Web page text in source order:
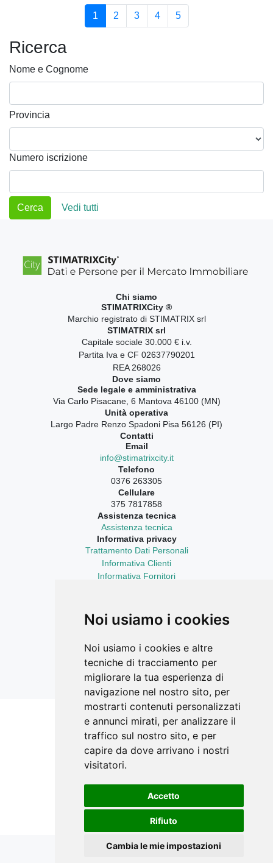
Noi usiamo i cookies
Noi usiamo i cookies e altre
tecniche di tracciamento per
migliorare la tua esperienza di
navigazione nel nostro sito, per
mostrarti contenuti personalizzati
e annunci mirati, per analizzare il
traffico sul nostro sito, e per
capire da dove arrivano i nostri
visitatori.
Accetto
Rifiuto
Cambia le mie impostazioni
1 2 3 4 5
Ricerca
Nome e Cognome
Provincia
Numero iscrizione
Vedi tutti
Chi siamo
STIMATRIXCity ®
Marchio registrato di STIMATRIX srl
STIMATRIX srl
Capitale sociale 30.000 € i.v.
Partita Iva e CF 02637790201
REA 268026
Dove siamo
Sede legale e amministrativa
Via Carlo Pisacane, 6 Mantova 46100 (MN)
Unità operativa
Largo Padre Renzo Spadoni Pisa 56126 (PI)
Contatti
Email
info@stimatrixcity.it
Telefono
0376 263305
Cellulare
375 7817858
Assistenza tecnica
Assistenza tecnica
Informativa privacy
Trattamento Dati Personali
Informativa Clienti
Informativa Fornitori
LinkedIn
Facebook Ricerca Compravendite
Instagram
YouTube
Siti correlati
STIMATRIX.it
forMaps.it
perCorsidiEstimo.it
E-Valuations.org